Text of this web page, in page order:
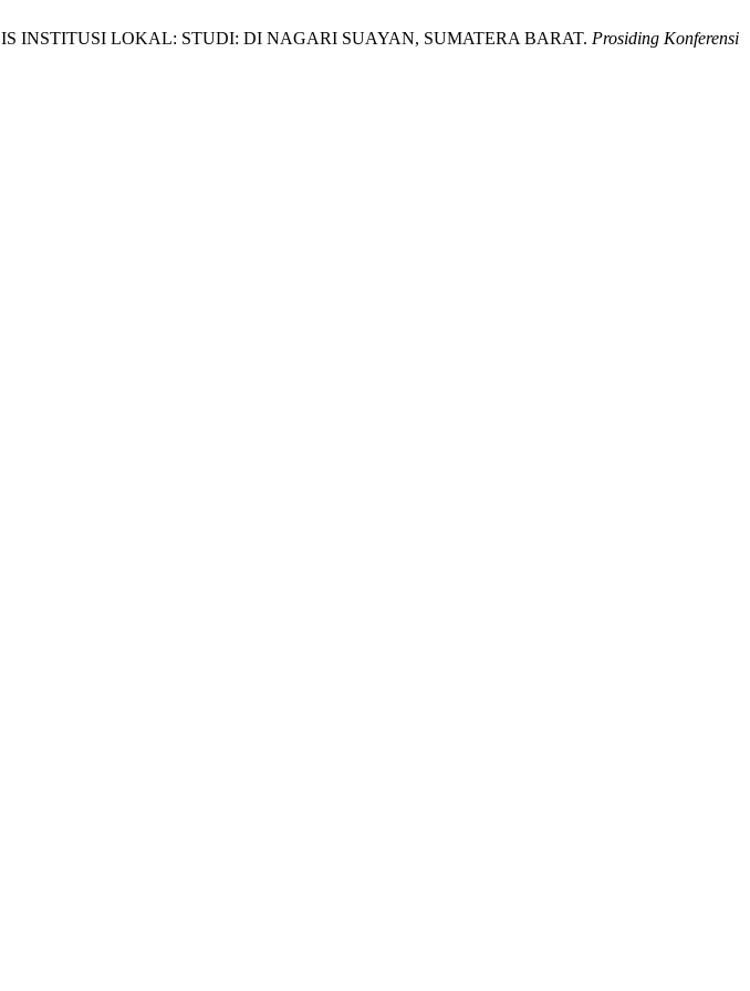
INSTITUSI LOKAL: STUDI: DI NAGARI SUAYAN, SUMATERA BARAT. Prosiding Konferensi